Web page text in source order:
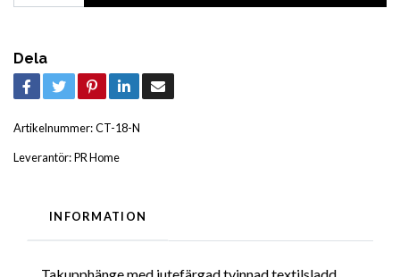
Dela
Artikelnummer:CT-18-N
Leverantör:PR Home
INFORMATION